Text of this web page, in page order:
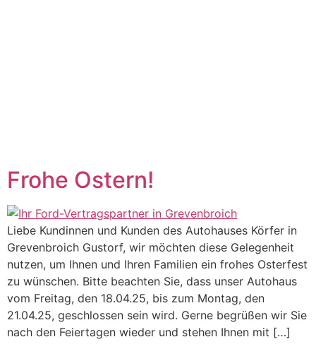
Frohe Ostern!
Liebe Kundinnen und Kunden des Autohauses Körfer in
Grevenbroich Gustorf, wir möchten diese Gelegenheit
nutzen, um Ihnen und Ihren Familien ein frohes Osterfest
zu wünschen. Bitte beachten Sie, dass unser Autohaus
vom Freitag, den 18.04.25, bis zum Montag, den
21.04.25, geschlossen sein wird. Gerne begrüßen wir Sie
nach den Feiertagen wieder und stehen Ihnen mit […]